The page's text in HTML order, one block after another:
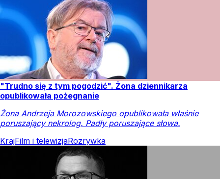
"Trudno się z tym pogodzić". Żona dziennikarza
opublikowała pożegnanie
Żona Andrzeja Morozowskiego opublikowała właśnie
poruszający nekrolog. Padły poruszające słowa.
KrajFilm i telewizjaRozrywka